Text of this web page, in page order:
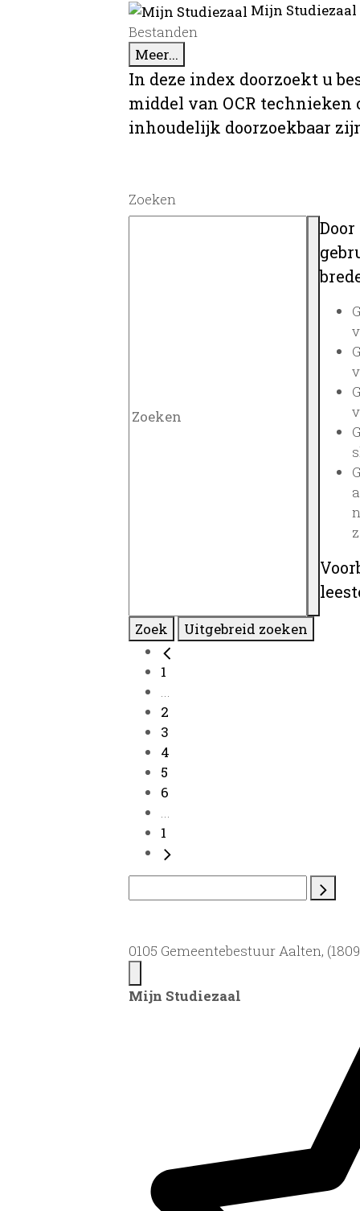
Mijn
Bestanden
Meer...
In deze index doorzoekt u
middel van OCR
inhoudelijk doorzoekbaar
Zoeken
Zoek Uitgebreid zoeken
1
...
2
3
4
5
6
...
1
0105 Gemeentebestuur Aalten,
Mijn Studiezaal